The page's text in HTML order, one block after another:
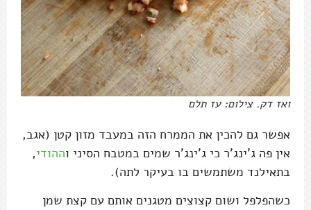
ואז דק. צילום: עז תלם
אפשר גם להכין את הממרח הזה במעבד מזון קטן (אגב,
אין פה ג'ינג'ר כי ג'ינג'ר שמים במטבח הסיני וההודי,
בתאילנד משתמשים בו בעיקר לתה).
כשהפלפל ושום קצוצים מטגנים אותם עם קצת שמן